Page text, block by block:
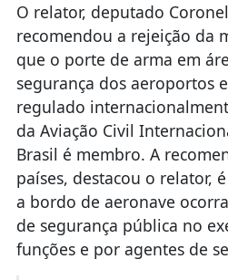
O relator, deputado Coronel
recomendou a rejeição da
que o porte de arma em
segurança dos aeroportos
regulado
da Aviação Civil
Brasil é membro. A
países, destacou o relator,
a bordo de aeronave
de segurança pública no
funções e por agentes de